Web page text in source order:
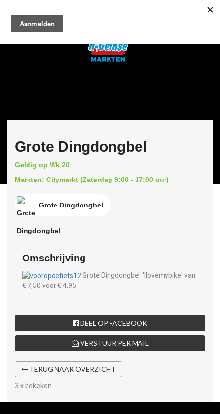
Grote Dingdongbel
Geldig op Wk 20
Markten: Citymarkt (Zaterdag 9:00 - 17:00 uur)
Grote Dingdongbel
Omschrijving
Grote Dingdongbel 'Ilovemybike' van
€ 7,50 voor € 4,95
DEEL OP FACEBOOK
VERSTUUR PER MAIL
TERUG NAAR OVERZICHT
3 x bekeken